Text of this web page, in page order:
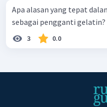
Apa alasan yang tepat
sebagai pengganti gelatin?
3 0.0